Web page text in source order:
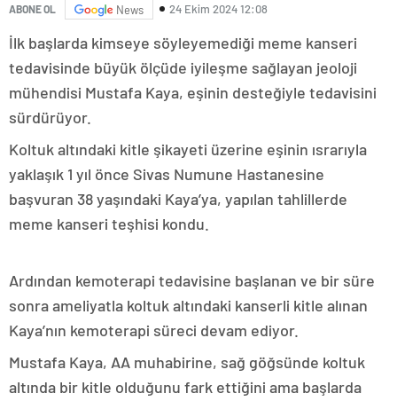
ABONE OL News 24 Ekim 2024 12:08
İlk başlarda kimseye söyleyemediği meme kanseri
tedavisinde büyük ölçüde iyileşme sağlayan jeoloji
mühendisi Mustafa Kaya, eşinin desteğiyle tedavisini
sürdürüyor.
Koltuk altındaki kitle şikayeti üzerine eşinin ısrarıyla
yaklaşık 1 yıl önce Sivas Numune Hastanesine
başvuran 38 yaşındaki Kaya’ya, yapılan tahlillerde
meme kanseri teşhisi kondu.
Ardından kemoterapi tedavisine başlanan ve bir süre
sonra ameliyatla koltuk altındaki kanserli kitle alınan
Kaya’nın kemoterapi süreci devam ediyor.
Mustafa Kaya, AA muhabirine, sağ göğsünde koltuk
altında bir kitle olduğunu fark ettiğini ama başlarda